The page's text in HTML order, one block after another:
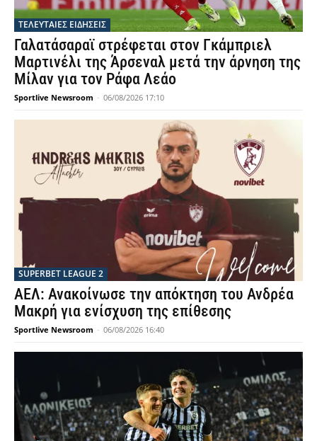
ΤΕΛΕΥΤΑΙΕΣ ΕΙΔΗΣΕΙΣ
Γαλατάσαραϊ στρέφεται στον Γκάμπριελ
Μαρτινέλι της Άρσεναλ μετά την άρνηση της
Μίλαν για τον Ράφα Λεάο
Sportlive Newsroom - 06/08/2026 17:10
SUPERBET LEAGUE 2
ΑΕΛ: Ανακοίνωσε την απόκτηση του Ανδρέα
Μακρή για ενίσχυση της επίθεσης
Sportlive Newsroom - 06/08/2026 16:40